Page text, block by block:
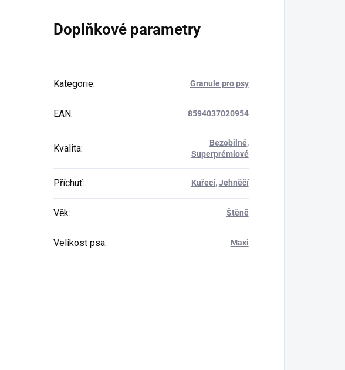
Doplňkové parametry
Kategorie: Granule pro psy
EAN: 8594037020954
Kvalita: Bezobilné,
Superprémiové
Příchuť: Kuřecí,Jehněčí
Věk: Štěně
Velikost psa: Maxi